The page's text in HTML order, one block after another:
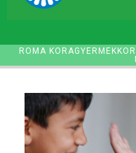
ROMA